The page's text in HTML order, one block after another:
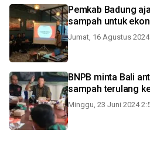
Pemkab Badung
sampah untuk
Jumat, 16 Agustus 2024
BNPB minta Bali
sampah terulang
Minggu, 23 Juni 2024